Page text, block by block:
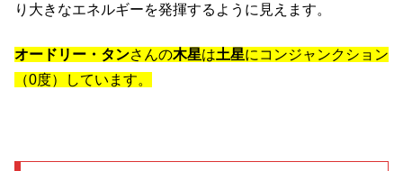
り大きなエネルギーを発揮するように見えます。
オードリー・タンさんの木星は土星にコンジャンクション
（0度）しています。